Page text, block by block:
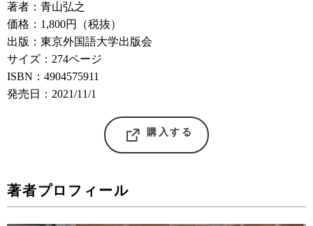
著者：青山弘之
価格：1,800円（税抜）
出版：東京外国語大学出版会
サイズ：274ページ
ISBN：4904575911
発売日：2021/11/1
購入する
著者プロフィール